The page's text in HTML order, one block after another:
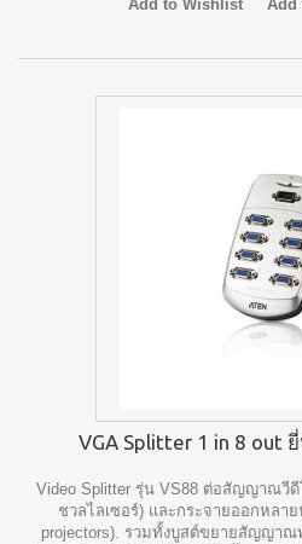
Add to Wishlist Add
VGA Splitter 1 in 8 out
Video Splitter รุ่น VS88 ต่อสัญญาณวีดี
ชวลไลเซอร์) และกระจายออกหลา
projectors). รวมทั้งบูสต์ขยายสัญญาณ